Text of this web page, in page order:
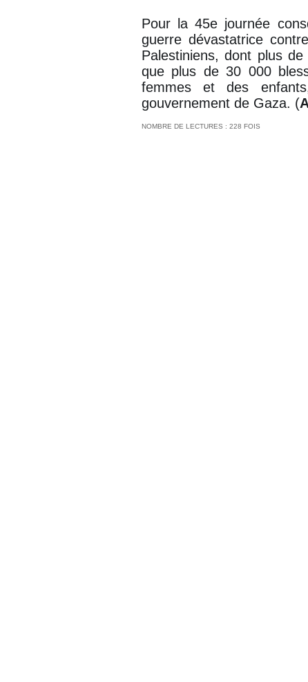
Pour la 45e journée
guerre dévastatrice
Palestiniens, dont plus
que plus de 30 000
femmes et des
gouvernement de Gaza. (
NOMBRE DE LECTURES : 228 FOIS